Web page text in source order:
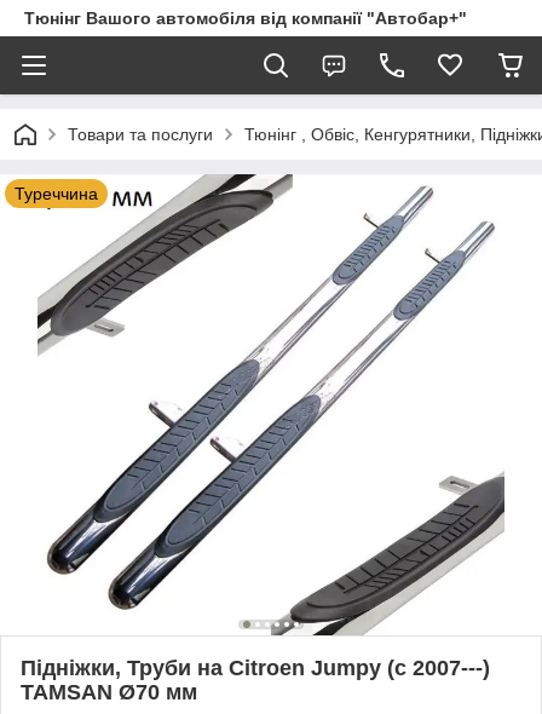
Тюнінг Вашого автомобіля від компанії "Автобар+"
Товари та послуги Тюнінг , Обвіс, Кенгурятники,
Туреччина
Підніжки, Труби на Citroen Jumpy (c 2007---)
TAMSAN Ø70 мм